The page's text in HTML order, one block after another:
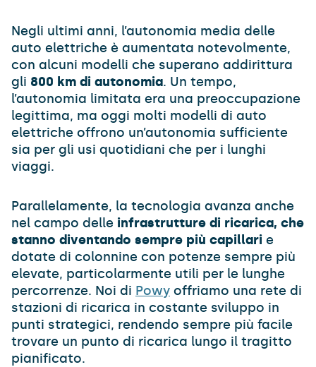
Negli ultimi anni, l’autonomia media delle
auto elettriche è aumentata notevolmente,
con alcuni modelli che superano addirittura
gli 800 km di autonomia. Un tempo,
l’autonomia limitata era una preoccupazione
legittima, ma oggi molti modelli di auto
elettriche offrono un’autonomia sufficiente
sia per gli usi quotidiani che per i lunghi
viaggi.
Parallelamente, la tecnologia avanza anche
nel campo delle infrastrutture di ricarica, che
stanno diventando sempre più capillari e
dotate di colonnine con potenze sempre più
elevate, particolarmente utili per le lunghe
percorrenze. Noi di Powy offriamo una rete di
stazioni di ricarica in costante sviluppo in
punti strategici, rendendo sempre più facile
trovare un punto di ricarica lungo il tragitto
pianificato.